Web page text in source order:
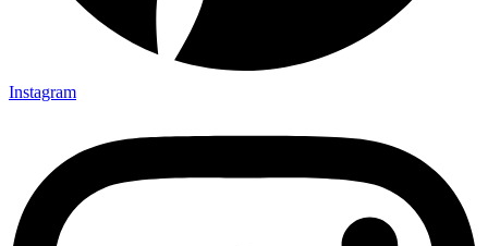
Instagram